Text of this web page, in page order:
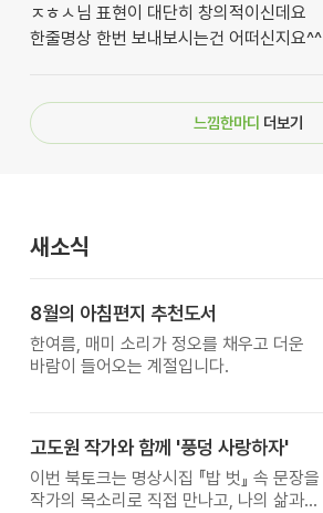
ㅈㅎㅅ님 표현이 대단히 창의적이신데요
한줄명상 한번 보내보시는건 어떠신지요^^
느낌한마디 더보기
새소식
8월의 아침편지 추천도서
한여름, 매미 소리가 정오를 채우고 더운
바람이 들어오는 계절입니다.
고도원 작가와 함께 '풍덩 사랑하자'
이번 북토크는 명상시집 『밥 벗』 속 문장을
작가의 목소리로 직접 만나고, 나의 삶과